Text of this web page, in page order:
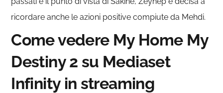
ricordare anche le azioni positive compiute da Mehdi.
Come vedere My Home My
Destiny 2 su Mediaset
Infinity in streaming